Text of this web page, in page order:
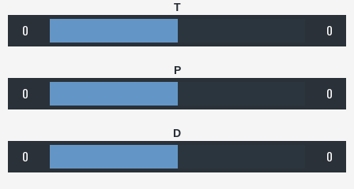
T
0 0
P
0 0
D
0 0